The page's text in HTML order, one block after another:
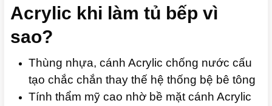
Acrylic khi làm tủ bếp vì
sao?
Thùng nhựa, cánh Acrylic chống nước cấu
tạo chắc chắn thay thế hệ thống bệ bê tông
Tính thẩm mỹ cao nhờ bề mặt cánh Acrylic